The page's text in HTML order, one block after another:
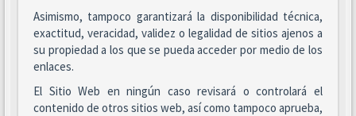
Asimismo, tampoco garantizará la disponibilidad técnica,
exactitud, veracidad, validez o legalidad de sitios ajenos a
su propiedad a los que se pueda acceder por medio de los
enlaces.
El Sitio Web en ningún caso revisará o controlará el
contenido de otros sitios web, así como tampoco aprueba,